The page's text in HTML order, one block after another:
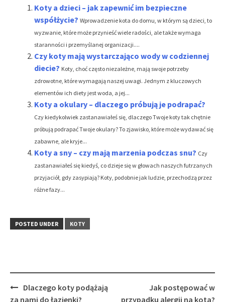
Koty a dzieci – jak zapewnić im bezpieczne
współżycie? Wprowadzenie kota do domu, w którym są dzieci, to
wyzwanie, które może przynieść wiele radości, ale także wymaga
staranności i przemyślanej organizacji....
Czy koty mają wystarczająco wody w codziennej
diecie? Koty, choć często niezależne, mają swoje potrzeby
zdrowotne, które wymagają naszej uwagi. Jednym z kluczowych
elementów ich diety jest woda, a jej...
Koty a okulary – dlaczego próbują je podrapać?
Czy kiedykolwiek zastanawiałeś się, dlaczego Twoje koty tak chętnie
próbują podrapać Twoje okulary? To zjawisko, które może wydawać się
zabawne, ale kryje...
Koty a sny – czy mają marzenia podczas snu? Czy
zastanawiałeś się kiedyś, co dzieje się w głowach naszych futrzanych
przyjaciół, gdy zasypiają? Koty, podobnie jak ludzie, przechodzą przez
różne fazy...
POSTED UNDER KOTY
PostDlaczego koty podążają
za nami do łazienki?
Jak postępować w
przypadku alergii na kota?